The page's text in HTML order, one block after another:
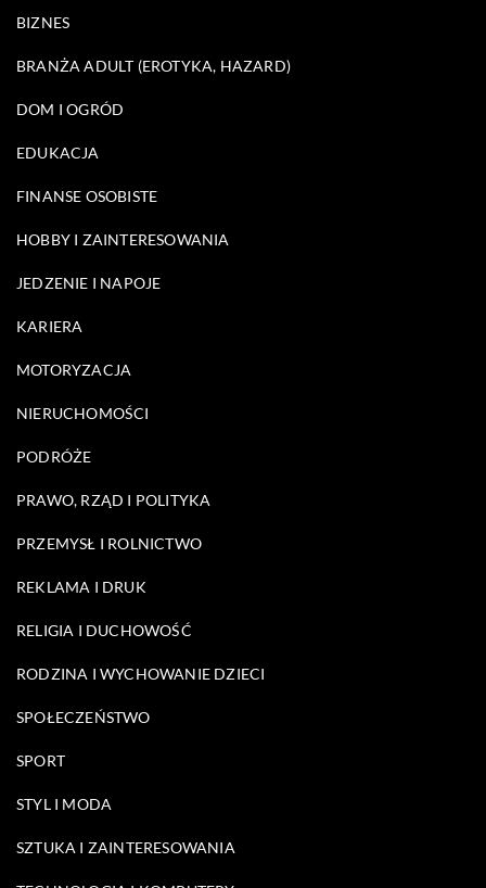
BIZNES
BRANŻA ADULT (EROTYKA, HAZARD)
DOM I OGRÓD
EDUKACJA
FINANSE OSOBISTE
HOBBY I ZAINTERESOWANIA
JEDZENIE I NAPOJE
KARIERA
MOTORYZACJA
NIERUCHOMOŚCI
PODRÓŻE
PRAWO, RZĄD I POLITYKA
PRZEMYSŁ I ROLNICTWO
REKLAMA I DRUK
RELIGIA I DUCHOWOŚĆ
RODZINA I WYCHOWANIE DZIECI
SPOŁECZEŃSTWO
SPORT
STYL I MODA
SZTUKA I ZAINTERESOWANIA